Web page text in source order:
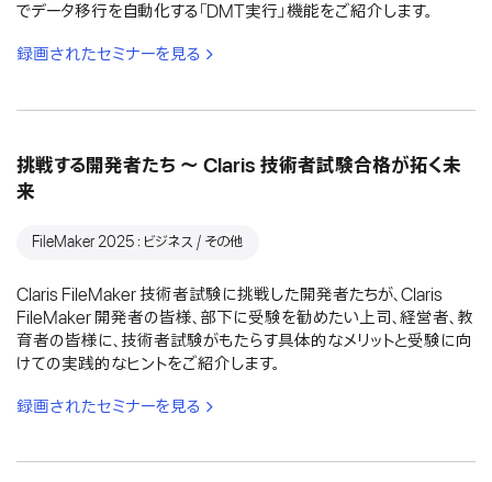
でデータ移行を自動化する「DMT実行」機能をご紹介します。
録画されたセミナーを見る
挑戦する開発者たち 〜 Claris 技術者試験合格が拓く未
来
FileMaker 2025：ビジネス / その他
Claris FileMaker 技術者試験に挑戦した開発者たちが、Claris
FileMaker 開発者の皆様、部下に受験を勧めたい上司、経営者、教
育者の皆様に、技術者試験がもたらす具体的なメリットと受験に向
けての実践的なヒントをご紹介します。
録画されたセミナーを見る